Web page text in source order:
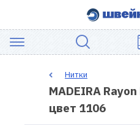
ШВЕЙНЕ
ОБЛАДНАННЯ
Нитки
MADEIRA
цвет 1106